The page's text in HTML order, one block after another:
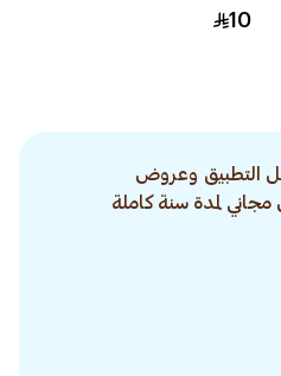
10
التطبيق وعروض
لمدة سنة كاملة